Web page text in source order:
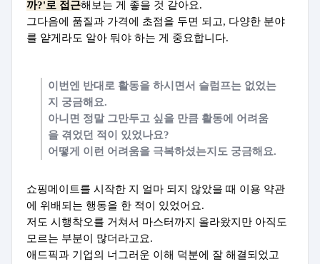
까?'로 접근해보는 게 좋을 것 같아요.
그다음에 품질과 가격에 초점을 두면 되고, 다양한 분야
를 얕게라도 알아 둬야 하는 게 중요합니다.
이번엔 반대로 활동을 하시면서 슬럼프는 없었는
지 궁금해요.
아니면 정말 그만두고 싶을 만큼 활동에 어려움
을 겪었던 적이 있었나요?
어떻게 이런 어려움을 극복하셨는지도 궁금해요.
쇼핑메이트를 시작한 지 얼마 되지 않았을 때 이용 약관
에 위배되는 행동을 한 적이 있었어요.
저도 시행착오를 거쳐서 마스터까지 올라왔지만 아직도
모르는 부분이 많더라고요.
애드픽과 기업의 너그러운 이해 덕분에 잘 해결되었고